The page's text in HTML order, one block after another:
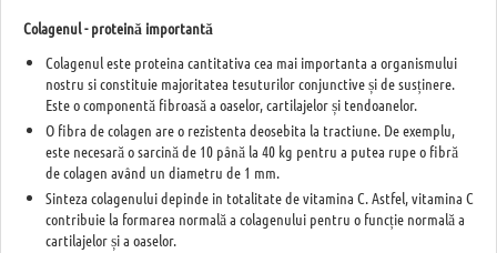
Colagenul - proteină importantă
Colagenul este proteina cantitativa cea mai importanta a organismului
nostru si constituie majoritatea tesuturilor conjunctive și de susținere.
Este o componentă fibroasă a oaselor, cartilajelor și tendoanelor.
O fibra de colagen are o rezistenta deosebita la tractiune. De exemplu,
este necesară o sarcină de 10 până la 40 kg pentru a putea rupe o fibră
de colagen având un diametru de 1 mm.
Sinteza colagenului depinde in totalitate de vitamina C. Astfel, vitamina C
contribuie la formarea normală a colagenului pentru o funcție normală a
cartilajelor și a oaselor.